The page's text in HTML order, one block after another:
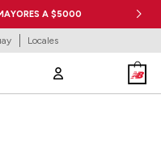
A $5000
Locales